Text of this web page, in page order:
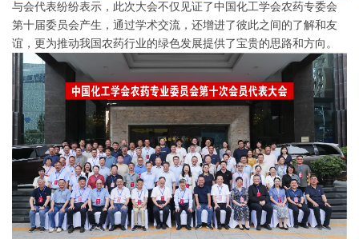
与会代表纷纷表示，此次大会不仅见证了中国化工学会农药专委会
第十届委员会产生，通过学术交流，还增进了彼此之间的了解和友
谊，更为推动我国农药行业的绿色发展提供了宝贵的思路和方向。